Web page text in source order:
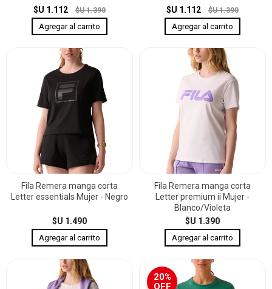
$U 1.112 $U 1.390
$U 1.112
$U 1.390
Fila Remera manga corta
Letter essentials Mujer - Negro
$U 1.490
Fila Remera manga corta
Letter premium ii Mujer -
Blanco/Violeta
$U 1.390
20%
OFF